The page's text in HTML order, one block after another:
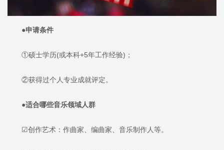
●申请条件
①硕士学历(或本科+5年工作经验)；
②获得过个人专业成就评定。
●适合哪些音乐领域人群
☑创作艺术：作曲家、编曲家、音乐制作人等。